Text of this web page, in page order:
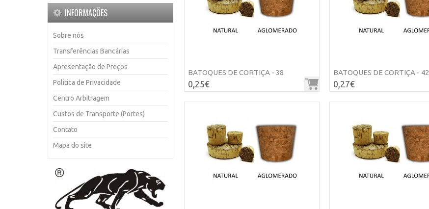
INFORMAÇÕES
Sobre nós
Transferências Bancárias
Apresentação de Preços
Politica de Privacidade
Centro Arbitragem
Custos de Transporte (Portes)
Contato
Mapa do site
BATOQUES DE CORTIÇA - 38
0,25€
BATOQUES DE CORTIÇA - 42
0,27€